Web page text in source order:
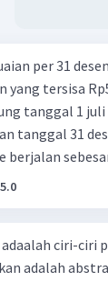
per 31
Rp500.000,00 2. pendapatan
2019. 3. iklan dibayar untuk 10
tanggal 31
berjalan
yang benar
5.0
ciri-ciri
adalah